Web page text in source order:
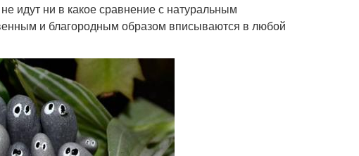
идут ни в какое сравнение с натуральным
и благородным образом вписываются в любой